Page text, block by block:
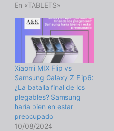
En «TABLETS»
Xiaomi MIX Flip vs
Samsung Galaxy Z Flip6:
¿La batalla final de los
plegables? Samsung
haría bien en estar
preocupado
10/08/2024